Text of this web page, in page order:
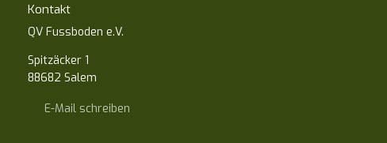
Kontakt
QV Fussboden e.V.
Spitzäcker 1
88682 Salem
E-Mail schreiben